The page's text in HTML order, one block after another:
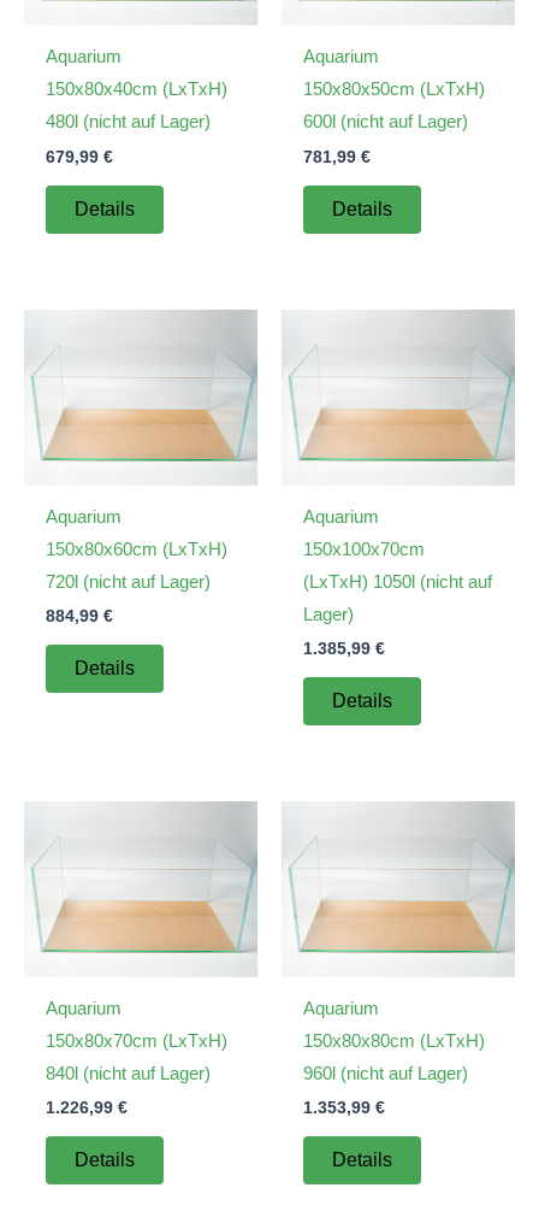
Aquarium
150x80x40cm (LxTxH)
480l (nicht auf Lager)
679,99 €
Details
Aquarium
150x80x50cm (LxTxH)
600l (nicht auf Lager)
781,99 €
Details
Aquarium
150x80x60cm (LxTxH)
720l (nicht auf Lager)
884,99 €
Details
Aquarium
150x100x70cm
(LxTxH) 1050l (nicht auf
Lager)
1.385,99 €
Details
Aquarium
150x80x70cm (LxTxH)
840l (nicht auf Lager)
1.226,99 €
Details
Aquarium
150x80x80cm (LxTxH)
960l (nicht auf Lager)
1.353,99 €
Details